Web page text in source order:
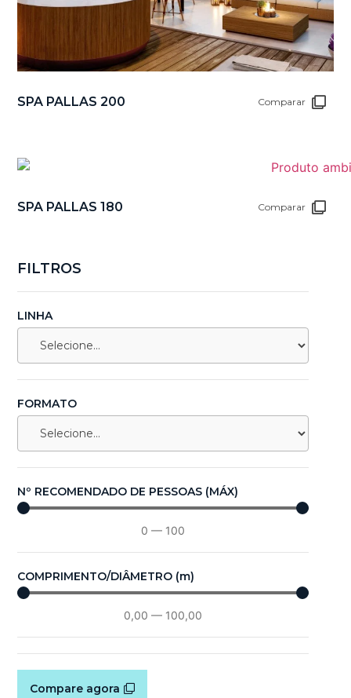
FILTROS
LINHA
FORMATO
Nº RECOMENDADO DE PESSOAS (MÁX)
0 — 100
COMPRIMENTO/DIÂMETRO (m)
0,00 — 100,00
Compare agora
SPA PALLAS 200 Comparar
SPA PALLAS 180 Comparar